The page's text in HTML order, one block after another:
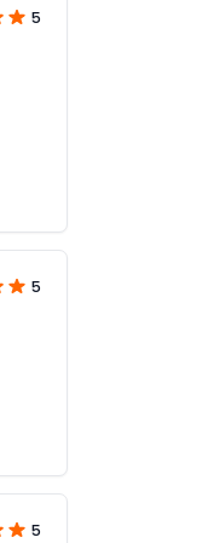
5
5
5